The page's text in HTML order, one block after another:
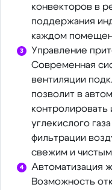
конвекторов в
поддержания
каждом
Управление
Современная
вентиляции
позволит в
углекислого
фильтрации
свежим и чистым
Автоматизация
Возможность